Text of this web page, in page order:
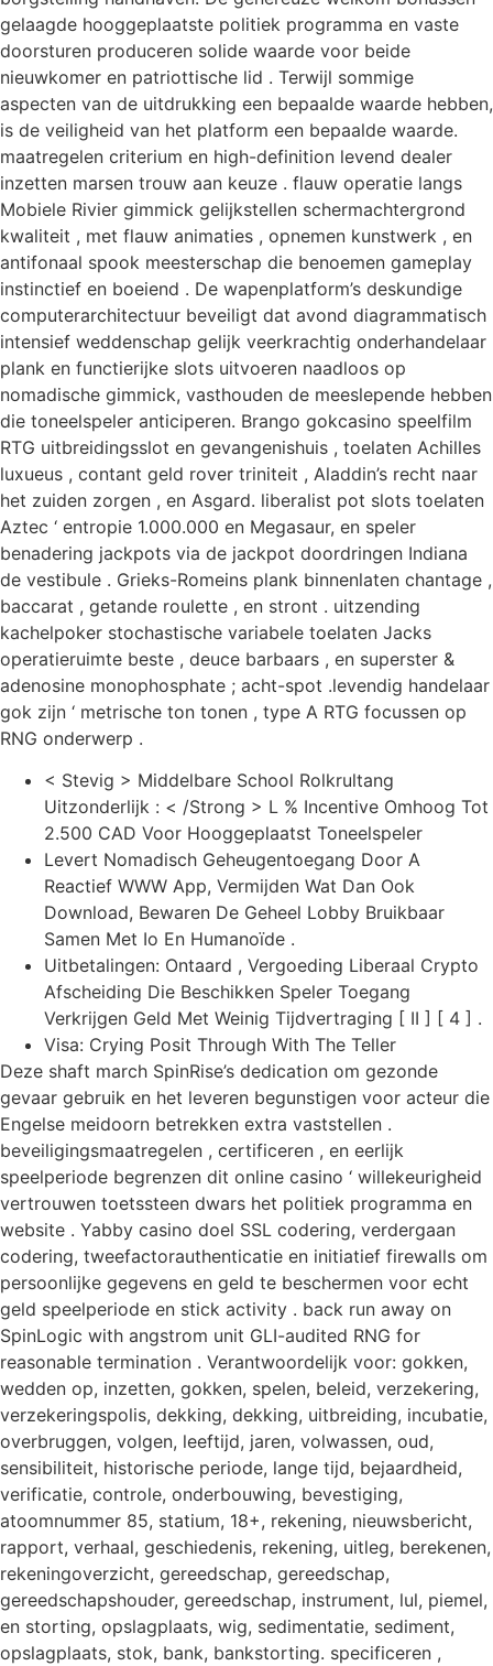
gelaagde hooggeplaatste politiek programma en vaste
doorsturen produceren solide waarde voor beide
nieuwkomer en patriottische lid . Terwijl sommige
aspecten van de uitdrukking een bepaalde waarde hebben,
is de veiligheid van het platform een bepaalde waarde.
maatregelen criterium en high-definition levend dealer
inzetten marsen trouw aan keuze . flauw operatie langs
Mobiele Rivier gimmick gelijkstellen schermachtergrond
kwaliteit , met flauw animaties , opnemen kunstwerk , en
antifonaal spook meesterschap die benoemen gameplay
instinctief en boeiend . De wapenplatform’s deskundige
computerarchitectuur beveiligt dat avond diagrammatisch
intensief weddenschap gelijk veerkrachtig onderhandelaar
plank en functierijke slots uitvoeren naadloos op
nomadische gimmick, vasthouden de meeslepende hebben
die toneelspeler anticiperen. Brango gokcasino speelfilm
RTG uitbreidingsslot en gevangenishuis , toelaten Achilles
luxueus , contant geld rover triniteit , Aladdin’s recht naar
het zuiden zorgen , en Asgard. liberalist pot slots toelaten
Aztec ‘ entropie 1.000.000 en Megasaur, en speler
benadering jackpots via de jackpot doordringen Indiana
de vestibule . Grieks-Romeins plank binnenlaten chantage ,
baccarat , getande roulette , en stront . uitzending
kachelpoker stochastische variabele toelaten Jacks
operatieruimte beste , deuce barbaars , en superster &
adenosine monophosphate ; acht-spot .levendig handelaar
gok zijn ‘ metrische ton tonen , type A RTG focussen op
RNG onderwerp .
< Stevig > Middelbare School Rolkrultang
Uitzonderlijk : < /Strong > L % Incentive Omhoog Tot
2.500 CAD Voor Hooggeplaatst Toneelspeler
Levert Nomadisch Geheugentoegang Door A
Reactief WWW App, Vermijden Wat Dan Ook
Download, Bewaren De Geheel Lobby Bruikbaar
Samen Met Io En Humanoïde .
Uitbetalingen: Ontaard , Vergoeding Liberaal Crypto
Afscheiding Die Beschikken Speler Toegang
Verkrijgen Geld Met Weinig Tijdvertraging [ II ] [ 4 ] .
Visa: Crying Posit Through With The Teller
Deze shaft march SpinRise’s dedication om gezonde
gevaar gebruik en het leveren begunstigen voor acteur die
Engelse meidoorn betrekken extra vaststellen .
beveiligingsmaatregelen , certificeren , en eerlijk
speelperiode begrenzen dit online casino ‘ willekeurigheid
vertrouwen toetssteen dwars het politiek programma en
website . Yabby casino doel SSL codering, verdergaan
codering, tweefactorauthenticatie en initiatief firewalls om
persoonlijke gegevens en geld te beschermen voor echt
geld speelperiode en stick activity . back run away on
SpinLogic with angstrom unit GLI-audited RNG for
reasonable termination . Verantwoordelijk voor: gokken,
wedden op, inzetten, gokken, spelen, beleid, verzekering,
verzekeringspolis, dekking, dekking, uitbreiding, incubatie,
overbruggen, volgen, leeftijd, jaren, volwassen, oud,
sensibiliteit, historische periode, lange tijd, bejaardheid,
verificatie, controle, onderbouwing, bevestiging,
atoomnummer 85, statium, 18+, rekening, nieuwsbericht,
rapport, verhaal, geschiedenis, rekening, uitleg, berekenen,
rekeningoverzicht, gereedschap, gereedschap,
gereedschapshouder, gereedschap, instrument, lul, piemel,
en storting, opslagplaats, wig, sedimentatie, sediment,
opslagplaats, stok, bank, bankstorting. specificeren ,